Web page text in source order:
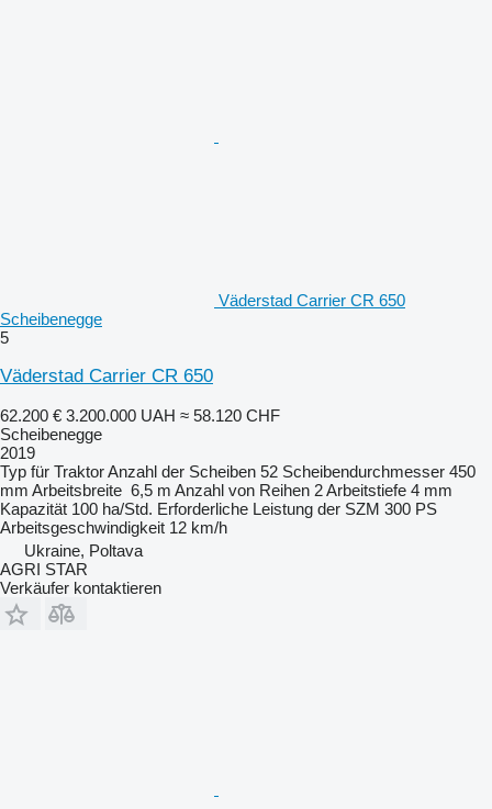
Väderstad Carrier CR 650
Scheibenegge
5
Väderstad Carrier CR 650
62.200 € 3.200.000 UAH ≈ 58.120 CHF
Scheibenegge
2019
Typ für TraktorAnzahl der Scheiben 52 Scheibendurchmesser 450
mm Arbeitsbreite 6,5 m Anzahl von Reihen 2Arbeitstiefe 4 mm
Kapazität 100 ha/Std. Erforderliche Leistung der SZM 300 PS
Arbeitsgeschwindigkeit 12 km/h
Ukraine, Poltava
AGRI STAR
Verkäufer kontaktieren